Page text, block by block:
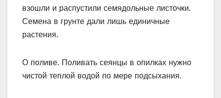
взошли и распустили семядольные листочки.
Семена в грунте дали лишь единичные
растения.
О поливе. Поливать сеянцы в опилках нужно
чистой теплой водой по мере подсыхания.